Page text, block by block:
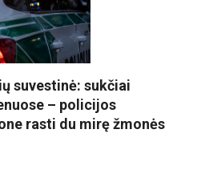
suvestinė: sukčiai
– policijos
rasti du mirę žmonės